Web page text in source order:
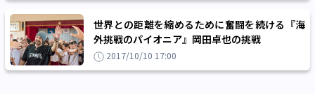
世界との距離を縮めるために奮闘を続ける『海
外挑戦のパイオニア』岡田卓也の挑戦
2017/10/10 17:00